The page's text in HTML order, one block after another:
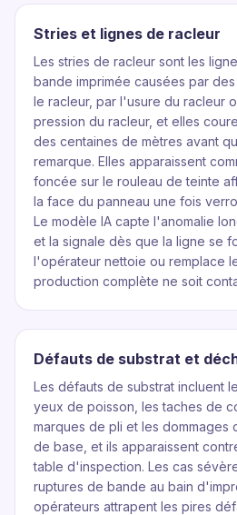
Stries et lignes de racleur
Les stries de racleur sont les
bande imprimée causées par
le racleur, par l'usure du racleur
pression du racleur, et elles
des centaines de mètres avant
remarque. Elles apparaissent
foncée sur le rouleau de teinte
la face du panneau une fois
Le modèle IA capte l'anomalie
et la signale dès que la ligne se
l'opérateur nettoie ou remplace
production complète ne soit
Défauts de substrat et
Les défauts de substrat incluent
yeux de poisson, les taches de
marques de pli et les dommages
de base, et ils apparaissent
table d'inspection. Les cas
ruptures de bande au bain
opérateurs attrapent les pires